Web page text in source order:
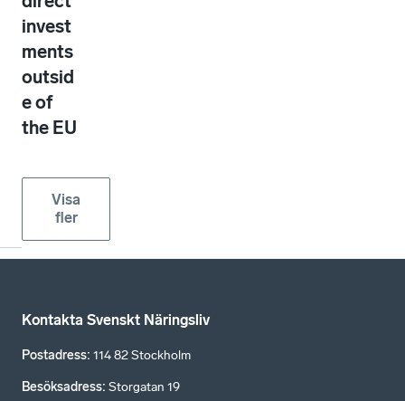
invest
ments
outsid
e of
the EU
Visa
fler
Kontakta Svenskt Näringsliv
Postadress: 114 82 Stockholm
Besöksadress: Storgatan 19